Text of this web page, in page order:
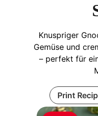
Knuspriger
Gemüse und
– perfekt für
Print